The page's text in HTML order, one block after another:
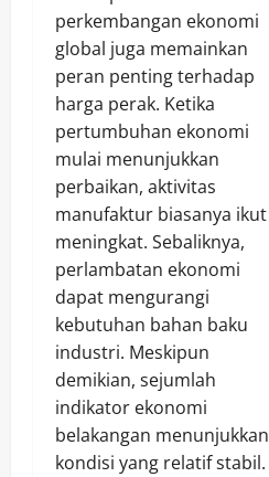
perkembangan ekonomi
global juga memainkan
peran penting terhadap
harga perak. Ketika
pertumbuhan ekonomi
mulai menunjukkan
perbaikan, aktivitas
manufaktur biasanya ikut
meningkat. Sebaliknya,
perlambatan ekonomi
dapat mengurangi
kebutuhan bahan baku
industri. Meskipun
demikian, sejumlah
indikator ekonomi
belakangan menunjukkan
kondisi yang relatif stabil.